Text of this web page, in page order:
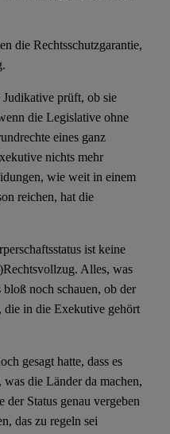
die Rechtsschutzgarantie,
prüft, ob sie
die Legislative ohne
eines ganz
nichts mehr
wie weit in einem
reichen, hat die
ist keine
Alles, was
noch schauen, ob der
die in die Exekutive gehört
gesagt hatte, dass es
die Länder da machen,
der Status genau vergeben
das zu regeln sei